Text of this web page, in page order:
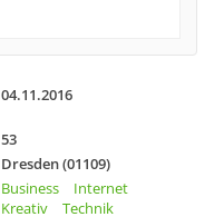
04.11.2016
53
Dresden (01109)
Business
Internet
Kreativ
Technik